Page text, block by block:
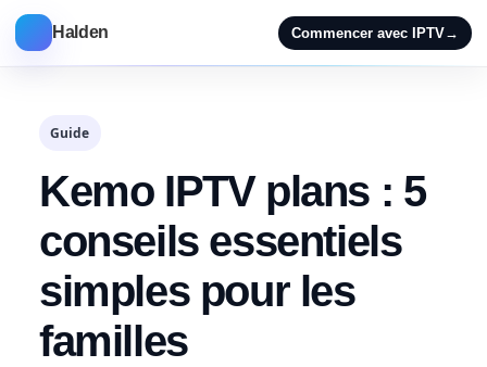
Halden Commencer avec IPTV→
Guide
Kemo IPTV plans : 5
conseils essentiels
simples pour les
familles